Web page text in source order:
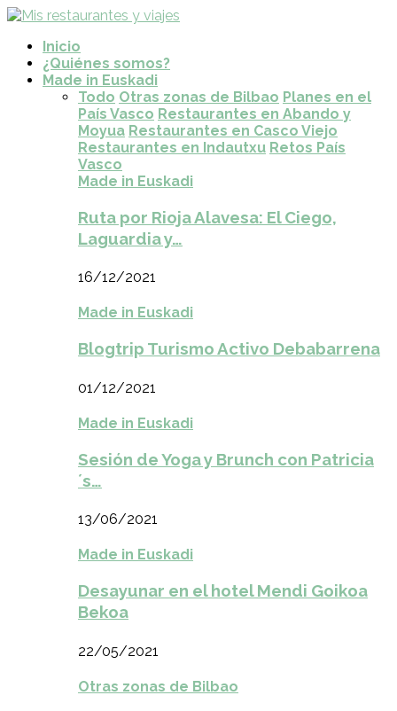
Inicio
¿Quiénes somos?
Made in Euskadi
Todo Otras zonas de Bilbao Planes en el
País Vasco Restaurantes en Abando y
Moyua Restaurantes en Casco Viejo
Restaurantes en Indautxu Retos País
Vasco
Made in Euskadi
Ruta por Rioja Alavesa: El Ciego,
Laguardia y…
16/12/2021
Made in Euskadi
Blogtrip Turismo Activo Debabarrena
01/12/2021
Made in Euskadi
Sesión de Yoga y Brunch con Patricia
´s…
13/06/2021
Made in Euskadi
Desayunar en el hotel Mendi Goikoa
Bekoa
22/05/2021
Otras zonas de Bilbao